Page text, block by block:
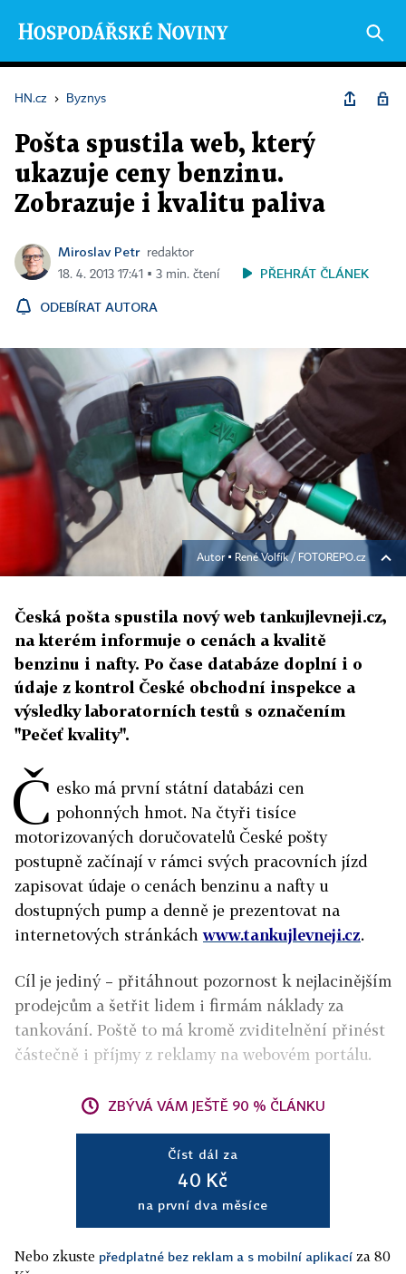
HN.cz › Byznys
Pošta spustila web, který
ukazuje ceny benzinu.
Zobrazuje i kvalitu paliva
Miroslav Petr
redaktor
18. 4. 2013 17:41 ▪ 3 min. čtení
PŘEHRÁT ČLÁNEK
ODEBÍRAT AUTORA
Autor ▪ René Volfík / FOTOREPO.cz
Česká pošta spustila nový web tankujlevneji.cz,
na kterém informuje o cenách a kvalitě
benzinu i nafty. Po čase databáze doplní i o
údaje z kontrol České obchodní inspekce a
výsledky laboratorních testů s označením
"Pečeť kvality".
Č esko má první státní databázi cen
pohonných hmot. Na čtyři tisíce
motorizovaných doručovatelů České pošty
postupně začínají v rámci svých pracovních jízd
zapisovat údaje o cenách benzinu a nafty u
dostupných pump a denně je prezentovat na
internetových stránkáchwww.tankujlevneji.cz.
Cíl je jediný – přitáhnout pozornost k nejlacinějším
prodejcům a šetřit lidem i firmám náklady za
tankování. Poště to má kromě zviditelnění přinést
částečně i příjmy z reklamy na webovém portálu.
ZBÝVÁ VÁM JEŠTĚ 90 % ČLÁNKU
Číst dál za
40 Kč
na první dva měsíce
Nebo zkuste předplatné bez reklam a s mobilní aplikací za 80